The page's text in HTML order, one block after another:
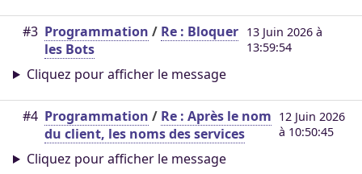
#3 Programmation / Re : Bloquer
les Bots
13 Juin 2026 à
13:59:54
Cliquez pour afficher le message
#4 Programmation / Re : Après le nom
du client, les noms des services
12 Juin 2026
à 10:50:45
Cliquez pour afficher le message